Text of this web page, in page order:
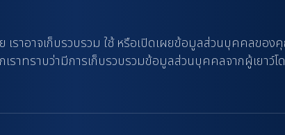
าอาจเก็บรวบรวม ใช้ หรือเปิดเผยข้อมูลส่วนบุคคลของ
าทราบว่ามีการเก็บรวบรวมข้อมูลส่วนบุคคลจากผู้เยาว์